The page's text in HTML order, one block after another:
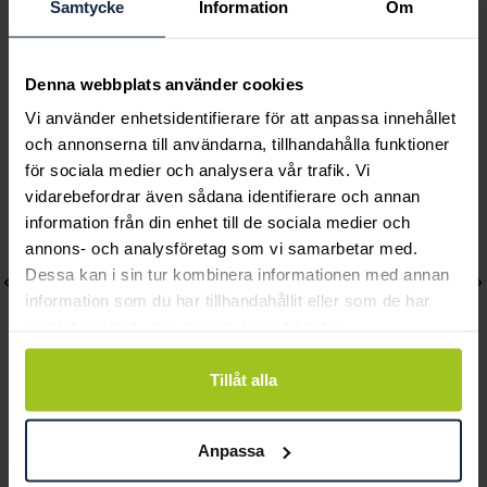
Samtycke Information Om
Denna webbplats använder cookies
Vi använder enhetsidentifierare för att anpassa innehållet
och annonserna till användarna, tillhandahålla funktioner
för sociala medier och analysera vår trafik. Vi
vidarebefordrar även sådana identifierare och annan
information från din enhet till de sociala medier och
annons- och analysföretag som vi samarbetar med.
Dessa kan i sin tur kombinera informationen med annan
information som du har tillhandahållit eller som de har
Tillåt alla
Anpassa
Andra köpte också
Nicola Heart Bracelet /
Classic Petite Bracelet /